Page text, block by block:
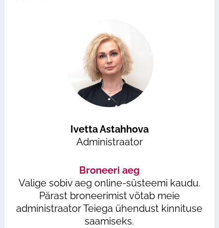
Ivetta Astahhova
Administraator
Broneeri aeg
Valige sobiv aeg online-süsteemi kaudu.
Pärast broneerimist võtab meie
administraator Teiega ühendust kinnituse
saamiseks.